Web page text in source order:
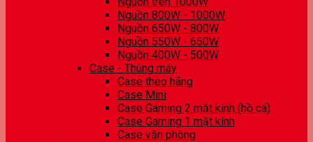
Nguồn 800W - 1000W
Nguồn 650W - 800W
Nguồn 550W - 650W
Nguồn 400W - 500W
Case - Thùng máy
Case theo hãng
Case Mini
Case Gaming 2 mặt kính (hồ cá)
Case Gaming 1 mặt kính
Case văn phòng